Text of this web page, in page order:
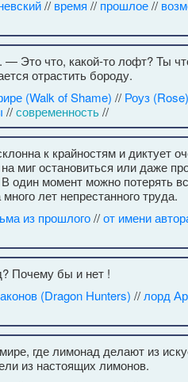
// время // прошлое//
Это что, какой-то лофт? Ты
отрастить бороду.
(Walk of Shame) // Роуз (Rose)
//современность//
к крайностям и диктует
миг остановиться или даже
один момент можно потерять
лет непрестанного труда.
из прошлого//от имени
Почему бы и нет !
(Dragon Hunters) // лорд
где лимонад делают из
из настоящих лимонов.